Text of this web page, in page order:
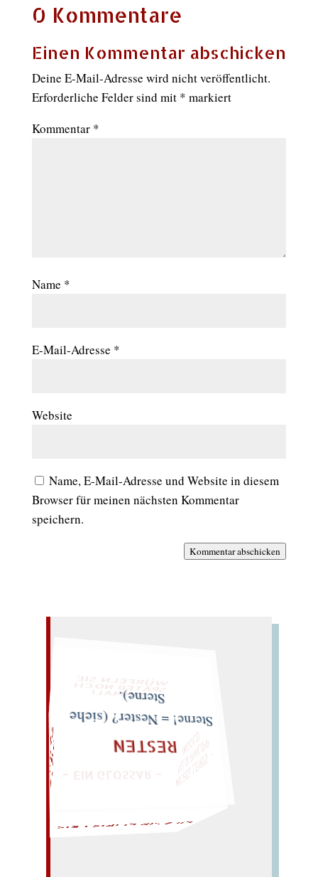
0 Kommentare
Einen Kommentar abschicken
Deine E-Mail-Adresse wird nicht veröffentlicht.
Erforderliche Felder sind mit * markiert
Kommentar *
Name *
E-Mail-Adresse *
Website
Name, E-Mail-Adresse und Website in diesem
Browser für meinen nächsten Kommentar
speichern.
Kommentar abschicken
„SUPPE LEHM
ANTIKES IM PELZ
TICKTE O GOTT
LOTTE"
Sterne! = Nester? (siehe
– EIN GLOSSAR –
LIES SIR LEIRIS LEIS